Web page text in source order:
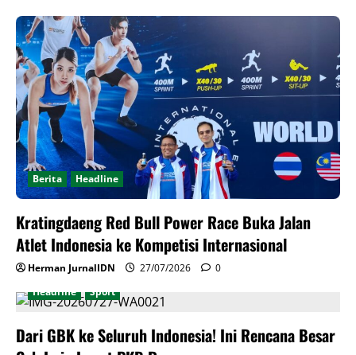
Berita Headline
Kratingdaeng Red Bull Power Race Buka Jalan
Atlet Indonesia ke Kompetisi Internasional
Herman JurnalIDN 27/07/2026
0
Headline
Sport
Dari GBK ke Seluruh Indonesia! Ini Rencana Besar